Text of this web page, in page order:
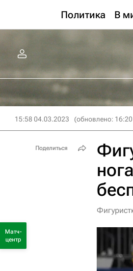
Политика В
15:58 04.03.2023 (обновлено:
Поделиться
Матч-
центр